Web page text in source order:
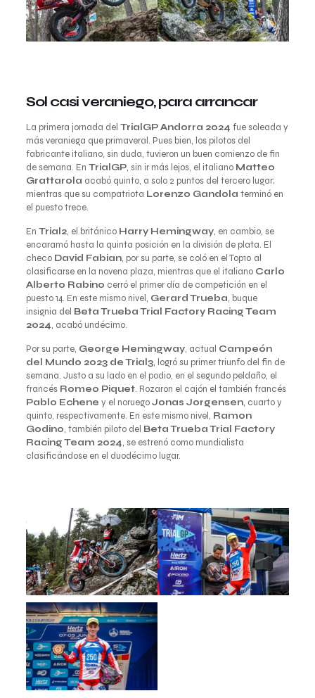
Sol casi veraniego, para arrancar
La primera jornada del TrialGP Andorra 2024 fue soleada y
más veraniega que primaveral. Pues bien, los pilotos del
fabricante italiano, sin duda, tuvieron un buen comienzo de fin
de semana. En TrialGP, sin ir más lejos, el italiano Matteo
Grattarola acabó quinto, a solo 2 puntos del tercero lugar;
mientras que su compatriota Lorenzo Gandola terminó en
el puesto trece.
En Trial2, el británico Harry Hemingway, en cambio, se
encaramó hasta la quinta posición en la división de plata. El
checo David Fabian, por su parte, se coló en el Top10 al
clasificarse en la novena plaza, mientras que el italiano Carlo
Alberto Rabino cerró el primer día de competición en el
puesto 14. En este mismo nivel, Gerard Trueba, buque
insignia del Beta Trueba Trial Factory Racing Team
2024, acabó undécimo.
Por su parte, George Hemingway, actual Campeón
del Mundo 2023 de Trial3, logró su primer triunfo del fin de
semana. Justo a su lado en el podio, en el segundo peldaño, el
francés Romeo Piquet. Rozaron el cajón el también francés
Pablo Echene y el noruegoJonas Jorgensen, cuarto y
quinto, respectivamente. En este mismo nivel, Ramon
Godino, también piloto del Beta Trueba Trial Factory
Racing Team 2024, se estrenó como mundialista
clasificándose en el duodécimo lugar.